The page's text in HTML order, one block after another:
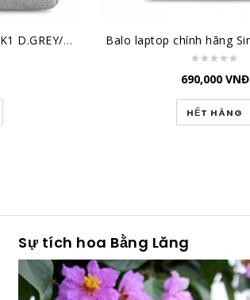
Balo Laptop Simple Carry K1 D.GREY/GREY
690,000 VNĐ
HẾT HÀNG
Sự tích hoa Bằng Lăng